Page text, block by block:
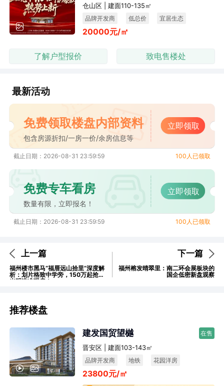
仓山区 | 建面110-135㎡
品牌开发商 低总价 宜居生态
20000元/㎡
了解户型报价 致电售楼处
最新活动
免费领取楼盘内部资料
包含房源折扣/一房一价/余房信息等
立即领取
截止日期：2026-08-31 23:59:59 100人已领取
免费专车看房
数量有限，立即报名！
立即领取
截止日期：2026-08-31 23:59:59 100人已领取
上一篇
福州楼市黑马“福厝远山拾里”深度解
析：划片格致中学旁，150万起抢住
光明港准现房！
下一篇
福州榕发晴翠里：南二环会展板块的
国企低密新盘观察
推荐楼盘
建发国贸望樾 在售
晋安区 | 建面103-143㎡
品牌开发商 地铁 花园洋房
23800元/㎡